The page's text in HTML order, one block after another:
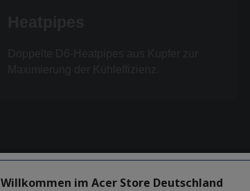
Willkommen im Acer Store Deutschland